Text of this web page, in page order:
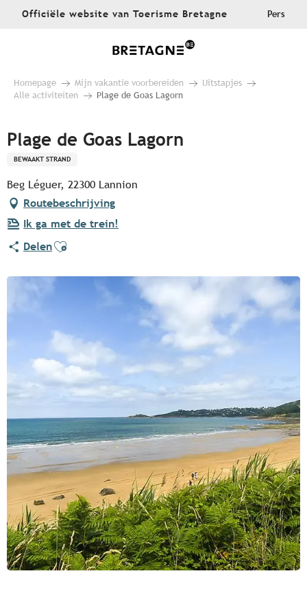
AllerOfficiële website van Toerisme Bretagne Pers
Homepage Mijn vakantie voorbereiden
Uitstapjes
Alle activiteiten
Plage de Goas Lagorn
Plage de Goas Lagorn
BEWAAKT STRAND
Beg Léguer, 22300 Lannion
Routebeschrijving
Ik ga met de trein!
DelenAjouter aux favoris